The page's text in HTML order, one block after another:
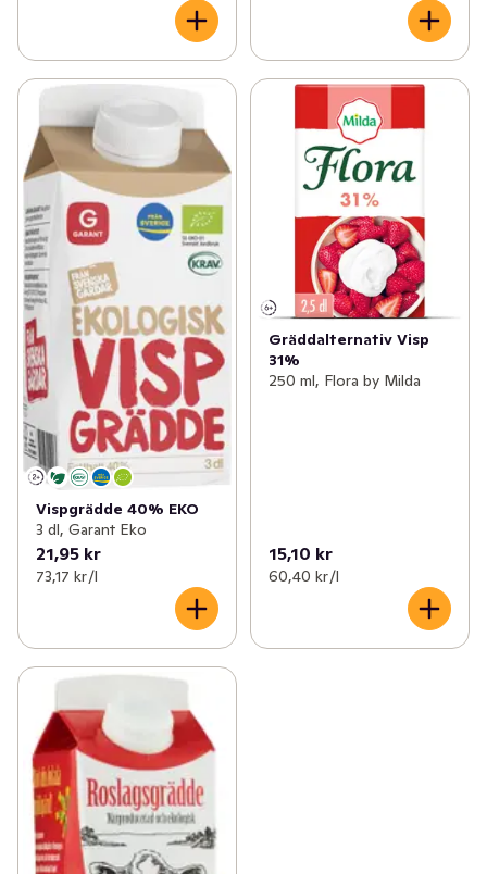
Vispgrädde 40% EKO
3 dl, Garant Eko
21,95 kr
73,17 kr /l
Gräddalternativ Visp
31%
250 ml, Flora by Milda
15,10 kr
60,40 kr /l